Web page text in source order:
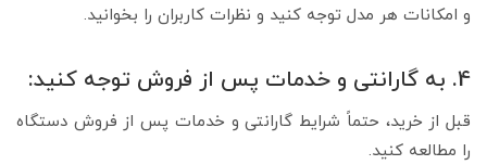
و امکانات هر مدل توجه کنید و نظرات کاربران را بخوانید.
4. به گارانتی و خدمات پس از فروش توجه کنید:
قبل از خرید، حتماً شرایط گارانتی و خدمات پس از فروش دستگاه
را مطالعه کنید.